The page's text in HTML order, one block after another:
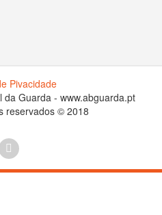
Pivacidade
Guarda - www.abguarda.pt
reservados © 2018